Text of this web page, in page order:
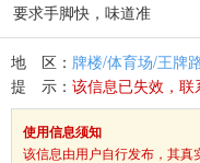
要求手脚快，味道准
地 区： 牌楼/体育场/王牌
提 示： 该信息已失效，联
使用信息须知
该信息由用户自行发布，其真